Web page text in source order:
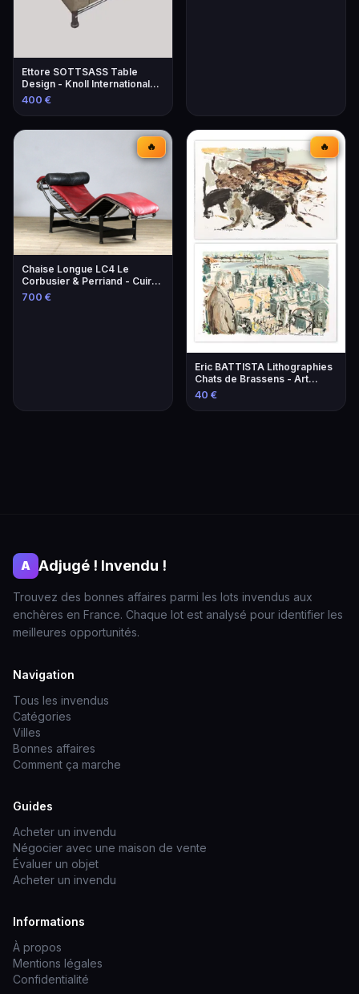
Ettore SOTTSASS Table
Design - Knoll International
Éditeur
400 €
🔥
Chaise Longue LC4 Le
Corbusier & Perriand - Cuir
Lie-de-Vin
700 €
🔥
Eric BATTISTA Lithographies
Chats de Brassens - Art
Contemporain
40 €
A Adjugé ! Invendu !
Trouvez des bonnes affaires parmi les lots invendus aux
enchères en France. Chaque lot est analysé pour identifier les
meilleures opportunités.
Navigation
Tous les invendus
Catégories
Villes
Bonnes affaires
Comment ça marche
Guides
Acheter un invendu
Négocier avec une maison de vente
Évaluer un objet
Acheter un invendu
Informations
À propos
Mentions légales
Confidentialité